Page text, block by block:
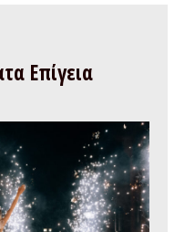
Επίγεια